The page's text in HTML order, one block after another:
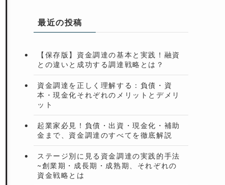
最近の投稿
【保存版】資金調達の基本と実践！融資
との違いと成功する調達戦略とは？
資金調達を正しく理解する：負債・資
本・現金化それぞれのメリットとデメリ
ット
起業家必見！負債・出資・現金化・補助
金まで、資金調達のすべてを徹底解説
ステージ別に見る資金調達の実践的手法
~創業期・成長期・成熟期、それぞれの
資金戦略とは